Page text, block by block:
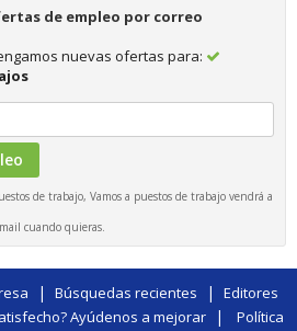
de empleo por correo
nuevas ofertas para:
de trabajo, Vamos a puestos de trabajo vendrá a
cuando quieras.
| Búsquedas recientes | Editores
Ayúdenos a mejorar|
Política